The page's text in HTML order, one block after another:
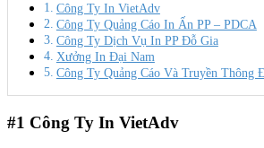
Công Ty In VietAdv
Công Ty Quảng Cáo In Ấn PP – PDCA
Công Ty Dịch Vụ In PP Đỗ Gia
Xưởng In Đại Nam
Công Ty Quảng Cáo Và Truyền Thông
#1 Công Ty In VietAdv